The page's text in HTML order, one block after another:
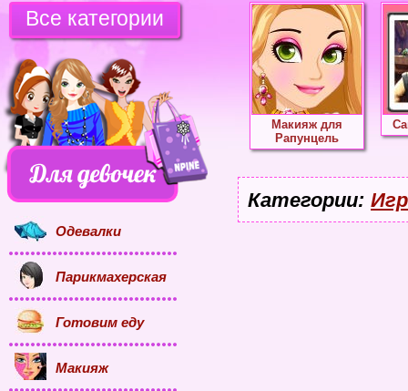
Макияж для
Рапунцель
Категории:
Все категории
Одевалки
Парикмахерская
Готовим еду
Макияж